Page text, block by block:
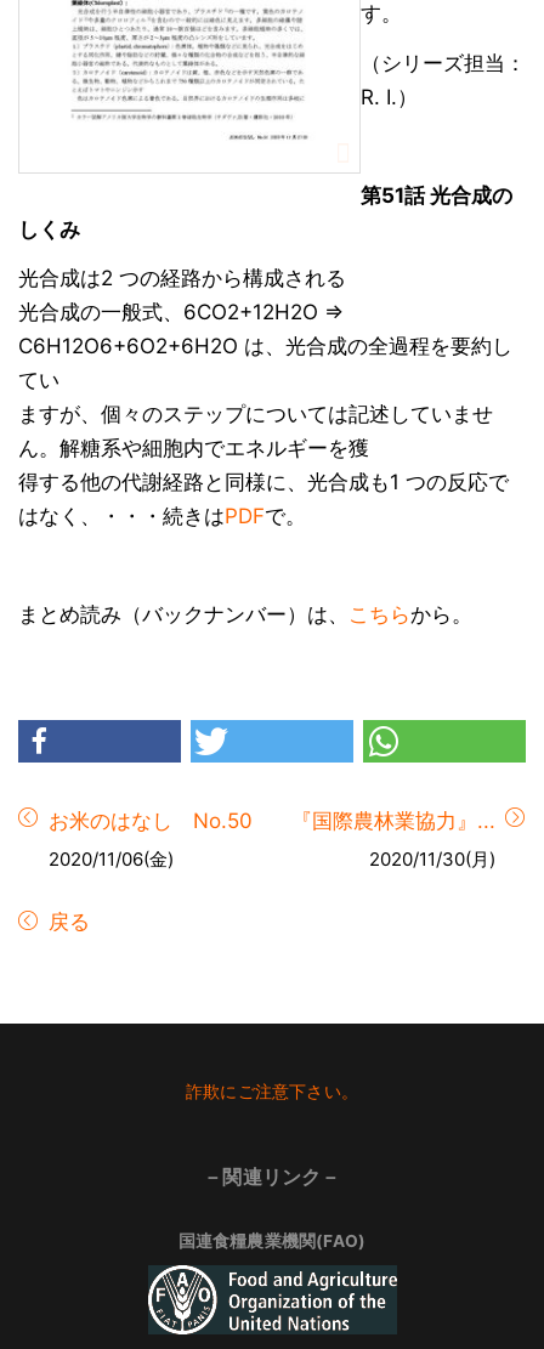
す。
（シリーズ担当：
R. I.）
第51話 光合成の
しくみ
光合成は2 つの経路から構成される
光合成の一般式、6CO2+12H2O ⇒
C6H12O6+6O2+6H2O は、光合成の全過程を要約し
てい
ますが、個々のステップについては記述していませ
ん。解糖系や細胞内でエネルギーを獲
得する他の代謝経路と同様に、光合成も1 つの反応で
はなく、・・・続きはPDFで。
まとめ読み（バックナンバー）は、 こちらから。
お米のはなし No.50
2020/11/06(金)
『国際農林業協力』...
2020/11/30(月)
戻る
詐欺にご注意下さい。
－関連リンク－
国連食糧農業機関(FAO)